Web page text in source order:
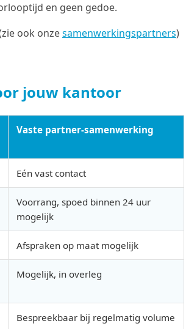
en geen gedoe.
ook onzesamenwerkingspartners)
jouw kantoor
Vaste partner-samenwerking
Eén vast contact
Voorrang, spoed binnen 24 uur
mogelijk
Afspraken op maat mogelijk
Mogelijk, in overleg
Bespreekbaar bij regelmatig volume